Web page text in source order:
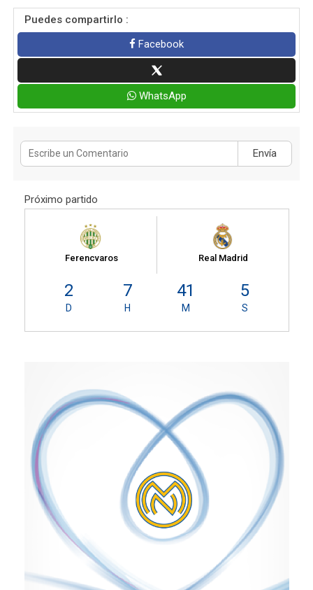
Puedes compartirlo :
Facebook
WhatsApp
Envía
Próximo partido
Ferencvaros Real Madrid
2
D
7
H
41
M
5
S